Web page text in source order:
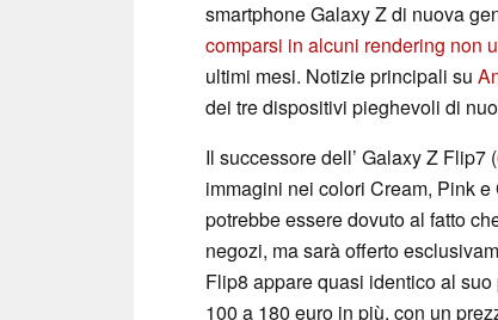
smartphone Galaxy Z di nuova
comparsi in alcuni rendering non
ultimi mesi. Notizie principali su
dei tre dispositivi pieghevoli di
Il successore dell’ Galaxy Z Flip7 (
immagini nei colori Cream, Pink e
potrebbe essere dovuto al fatto
negozi, ma sarà offerto
Flip8 appare quasi identico al
100 a 180 euro in più, con un